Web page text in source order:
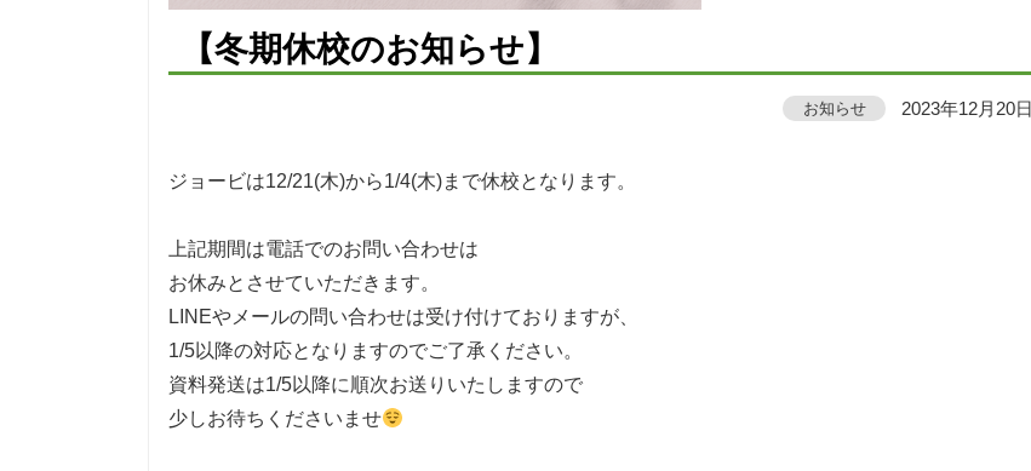
【冬期休校のお知らせ】
お知らせ 2023年12月20日
ジョービは12/21(木)から1/4(木)まで休校となります。
上記期間は電話でのお問い合わせは
お休みとさせていただきます。
LINEやメールの問い合わせは受け付けておりますが、
1/5以降の対応となりますのでご了承ください。
資料発送は1/5以降に順次お送りいたしますので
少しお待ちくださいませ